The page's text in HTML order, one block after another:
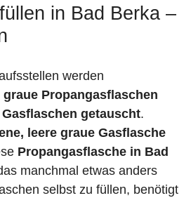
in Bad Berka –
werden
graue Propangasflaschen
Gasflaschen getauscht.
leere graue Gasflasche
Propangasflasche in Bad
manchmal etwas anders
selbst zu füllen, benötigt